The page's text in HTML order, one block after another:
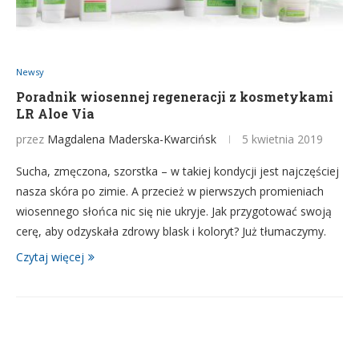
Newsy
Poradnik wiosennej regeneracji z kosmetykami
LR Aloe Via
przez Magdalena Maderska-Kwarcińsk 5 kwietnia 2019
Sucha, zmęczona, szorstka – w takiej kondycji jest najczęściej
nasza skóra po zimie. A przecież w pierwszych promieniach
wiosennego słońca nic się nie ukryje. Jak przygotować swoją
cerę, aby odzyskała zdrowy blask i koloryt? Już tłumaczymy.
Czytaj więcej